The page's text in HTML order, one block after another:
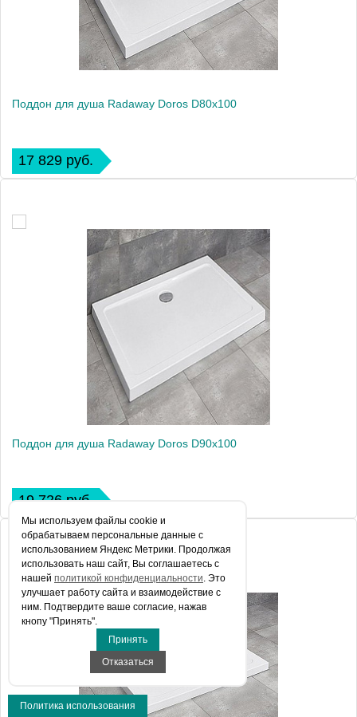
Поддон для душа Radaway Doros D80x100
17 829 руб.
Поддон для душа Radaway Doros D90x100
19 726 руб.
Политика использования
Мы используем файлы сookie и
обрабатываем персональные данные с
использованием Яндекс Метрики. Продолжая
использовать наш сайт, Вы соглашаетесь с
нашей политикой конфиденциальности. Это
улучшает работу сайта и взаимодействие с
ним. Подтвердите ваше согласие, нажав
кнопу "Принять".
Принять
Отказаться